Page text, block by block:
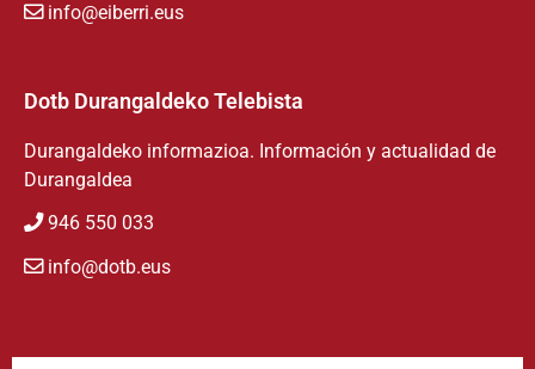
info@eiberri.eus
Dotb Durangaldeko Telebista
Durangaldeko informazioa. Información y actualidad de
Durangaldea
946 550 033
info@dotb.eus